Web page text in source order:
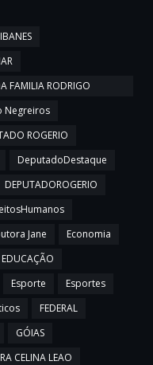
FAMILIA RODRIGO
Negreiros
ROGERIO
DeputadoDestaque
DEPUTADOROGERIO
Jane
Economia
EDUCAÇÃO
Esporte
Esportes
FEDERAL
GÓIAS
CELINA LEAO